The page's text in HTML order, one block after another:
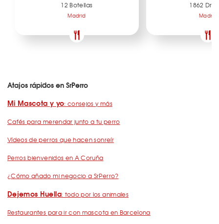
12 Botellas
Madrid
1862 Dry
Madrid
Atajos rápidos en SrPerro
Mi Mascota y yo: consejos y más
Cafés para merendar junto a tu perro
Vídeos de perros que hacen sonreír
Perros bienvenidos en A Coruña
¿Cómo añado mi negocio a SrPerro?
Dejemos Huella: todo por los animales
Restaurantes para ir con mascota en Barcelona